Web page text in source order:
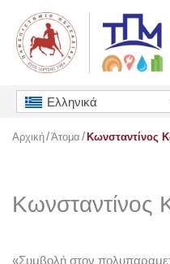
περιεχόμενο
Ελληνικά
Αρχική Άτομα Κωνσταντίνος
Κωνσταντίνος
«Συμβολή στον